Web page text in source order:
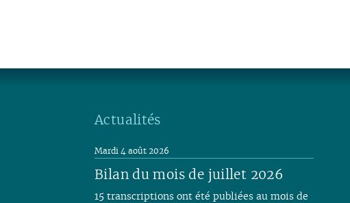
Actualités
Bilan du mois de juillet 2026
Mardi 4 août 2026
15 transcriptions ont été publiées au mois de